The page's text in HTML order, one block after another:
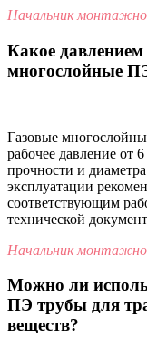
Начальник
Какое
многослойные
Газовые
рабочее давление от
прочности и
эксплуатации
соответствующим
технической
Начальник
Можно ли
ПЭ трубы для
веществ?